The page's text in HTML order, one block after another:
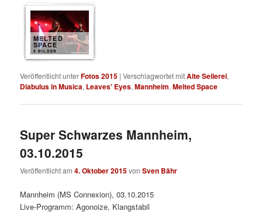
MELTED
SPACE
9 BILDER
Veröffentlicht unterFotos 2015 |Verschlagwortet mitAlte Seilerei,
Diabulus in Musica, Leaves' Eyes,Mannheim,Melted Space
Super Schwarzes Mannheim,
03.10.2015
Veröffentlicht am4. Oktober 2015vonSven Bähr
Mannheim (MS Connexion), 03.10.2015
Live-Programm: Agonoize, Klangstabil